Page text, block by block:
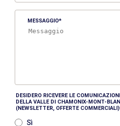
MESSAGGIO
DESIDERO RICEVERE LE
DELLA VALLE DI CHAMONIX-MONT-
(NEWSLETTER, OFFERTE COMMERCIALI)
Sì